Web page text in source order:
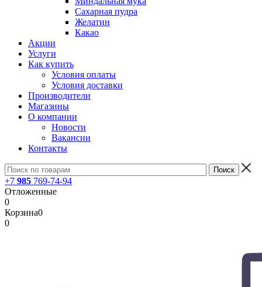
Сахарная пудра
Желатин
Какао
Акции
Услуги
Как купить
Условия оплаты
Условия доставки
Производители
Магазины
О компании
Новости
Вакансии
Контакты
+7 985 769-74-94
Отложенные
0
Корзина0
0